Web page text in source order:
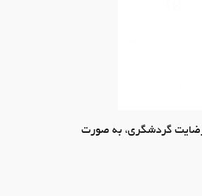
رضایت گردشگری، به صورت